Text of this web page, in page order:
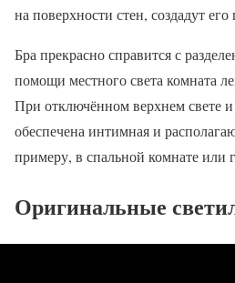
на поверхности стен, создадут
Бра прекрасно справится с
помощи местного света комната
При отключённом верхнем свете
обеспечена интимная и
примеру, в спальной комнате или
Оригинальные